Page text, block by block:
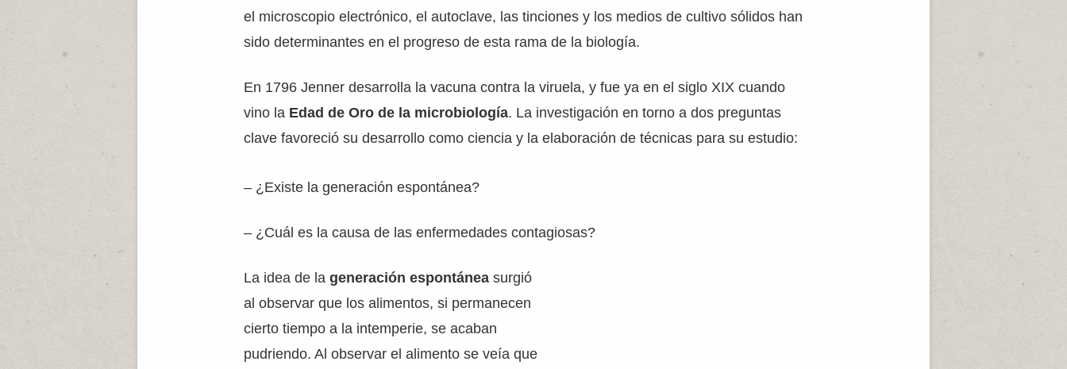
el microscopio electrónico, el autoclave, las tinciones y los medios de cultivo sólidos han
sido determinantes en el progreso de esta rama de la biología.
En 1796 Jenner desarrolla la vacuna contra la viruela, y fue ya en el siglo XIX cuando
vino la Edad de Oro de la microbiología. La investigación en torno a dos preguntas
clave favoreció su desarrollo como ciencia y la elaboración de técnicas para su estudio:
– ¿Existe la generación espontánea?
– ¿Cuál es la causa de las enfermedades contagiosas?
La idea de lageneración espontánea surgió
al observar que los alimentos, si permanecen
cierto tiempo a la intemperie, se acaban
pudriendo. Al observar el alimento se veía que